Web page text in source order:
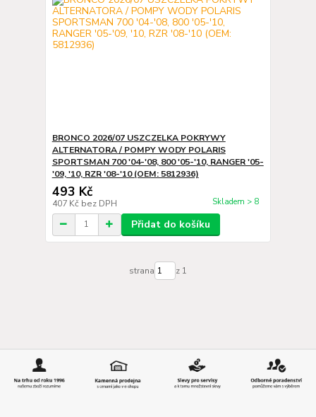
BRONCO 2026/07 USZCZELKA POKRYWY
ALTERNATORA / POMPY WODY POLARIS
SPORTSMAN 700 '04-'08, 800 '05-'10, RANGER '05-
'09, '10, RZR '08-'10 (OEM: 5812936)
493 Kč
407 Kč bez DPH Skladem > 8
Přidat do košíku
strana z 1